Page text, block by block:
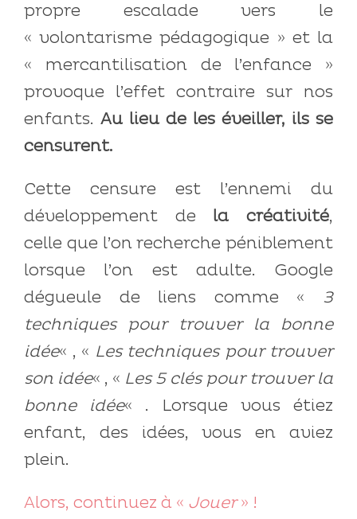
propre escalade vers le
« volontarisme pédagogique » et la
« mercantilisation de l’enfance »
provoque l’effet contraire sur nos
enfants. Au lieu de les éveiller, ils se
censurent.
Cette censure est l’ennemi du
développement de la créativité,
celle que l’on recherche péniblement
lorsque l’on est adulte. Google
dégueule de liens comme « 3
techniques pour trouver la bonne
idée« , « Les techniques pour trouver
son idée« , « Les 5 clés pour trouver la
bonne idée« . Lorsque vous étiez
enfant, des idées, vous en aviez
plein.
Alors, continuez à « Jouer» !